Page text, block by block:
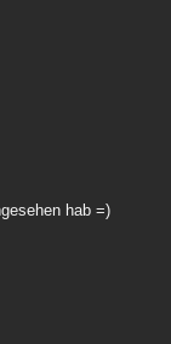
hab =)